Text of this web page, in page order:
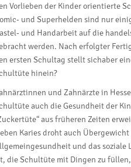
Vorlieben der Kinder orientierte
und Superhelden sind nur
und Handarbeit auf die
werden. Nach erfolgter
ersten Schultag stellt sichaber
hinein?
und Zahnärzte in
auch die Gesundheit der
aus früheren Zeiten
Karies droht auch
und das soziale
die Schultüte mit Dingen zu